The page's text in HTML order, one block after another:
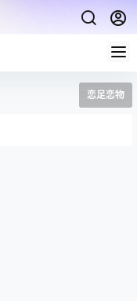
恋足恋物